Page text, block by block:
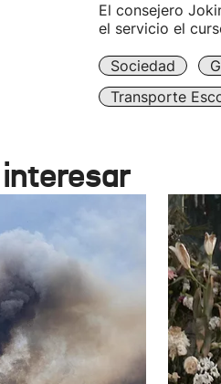
El consejero
el servicio el
Sociedad
Transporte